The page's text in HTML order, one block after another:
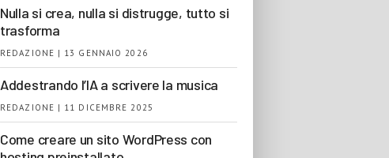
Nulla si crea, nulla si distrugge, tutto si
trasforma
REDAZIONE | 13 GENNAIO 2026
Addestrando l’IA a scrivere la musica
REDAZIONE | 11 DICEMBRE 2025
Come creare un sito WordPress con